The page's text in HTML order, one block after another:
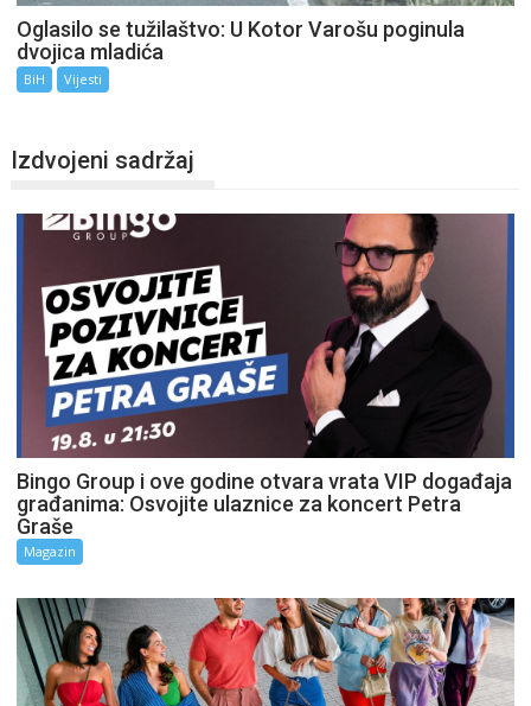
Oglasilo se tužilaštvo: U Kotor Varošu poginula
dvojica mladića
BiH Vijesti
Izdvojeni sadržaj
Bingo Group i ove godine otvara vrata VIP događaja
građanima: Osvojite ulaznice za koncert Petra
Graše
Magazin